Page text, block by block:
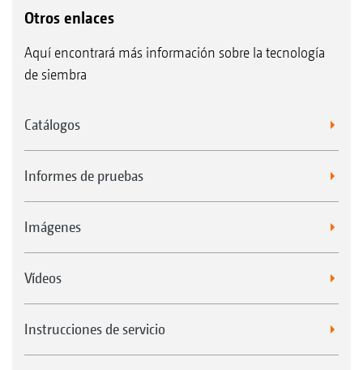
Otros enlaces
Aquí encontrará más información sobre la tecnología
de siembra
Catálogos
Informes de pruebas
Imágenes
Vídeos
Instrucciones de servicio